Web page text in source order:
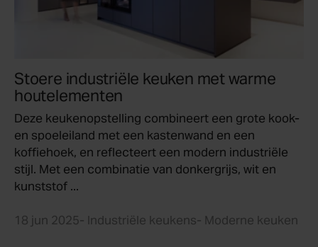
Stoere industriële keuken met warme
houtelementen
Deze keukenopstelling combineert een grote kook-
en spoeleiland met een kastenwand en een
koffiehoek, en reflecteert een modern industriële
stijl. Met een combinatie van donkergrijs, wit en
kunststof ...
18 jun 2025- Industriële keukens- Moderne keuken